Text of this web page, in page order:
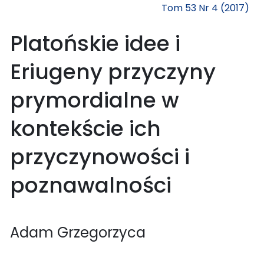
Tom 53 Nr 4 (2017)
Platońskie idee i
Eriugeny przyczyny
prymordialne w
kontekście ich
przyczynowości i
poznawalności
Adam Grzegorzyca